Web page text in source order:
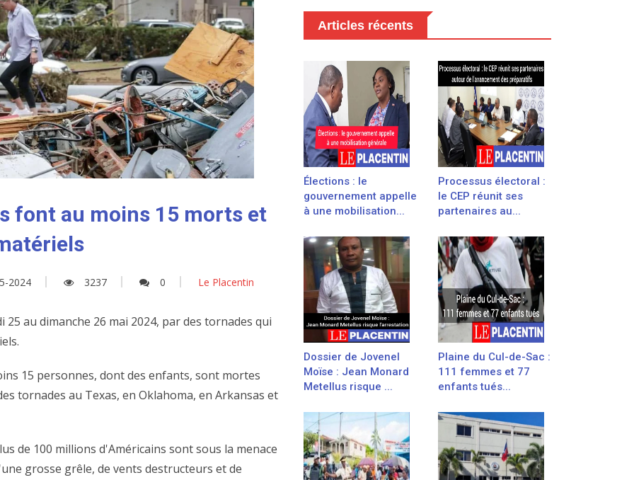
font au moins 15 morts et
2024 3237 0 Le Placentin
au dimanche 26 mai 2024, par des tornades qui
15 personnes, dont des enfants, sont mortes
tornades au Texas, en Oklahoma, en Arkansas et
de 100 millions d'Américains sont sous la menace
grosse grêle, de vents destructeurs et de
Articles récents
Élections : le
gouvernement appelle
à une mobilisation...
Processus électoral :
le CEP réunit ses
partenaires au...
Dossier de Jovenel
Moïse : Jean Monard
Metellus risque ...
Plaine du Cul-de-Sac :
111 femmes et 77
enfants tués...